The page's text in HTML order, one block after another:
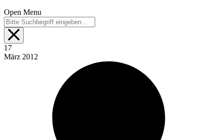
Open Menu
17
März 2012